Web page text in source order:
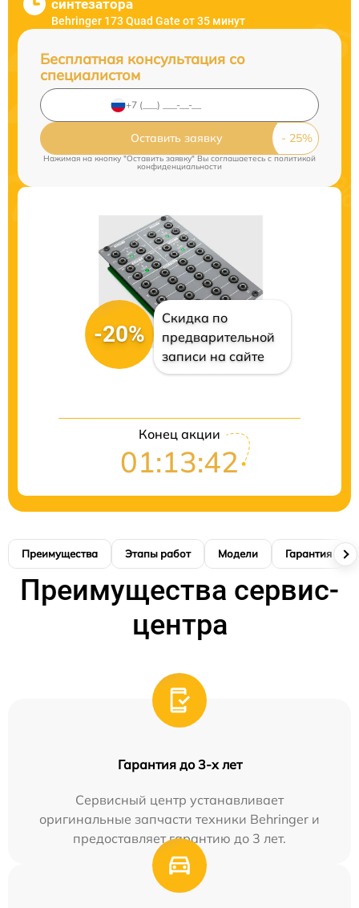
синтезатора
Behringer 173 Quad Gate от 35 минут
Бесплатная консультация со
специалистом
Оставить заявку
Нажимая на кнопку "Оставить заявку" Вы соглашаетесь cполитикой
конфиденциальности
-20%
Скидка по
предварительной
записи на сайте
Конец акции
01:13:41
Преимущества Этапы работ Модели Гарантия
Преимущества сервис-
центра
Гарантия до 3-х лет
Сервисный центр устанавливает
оригинальные запчасти техники Behringer и
предоставляет гарантию до 3 лет.